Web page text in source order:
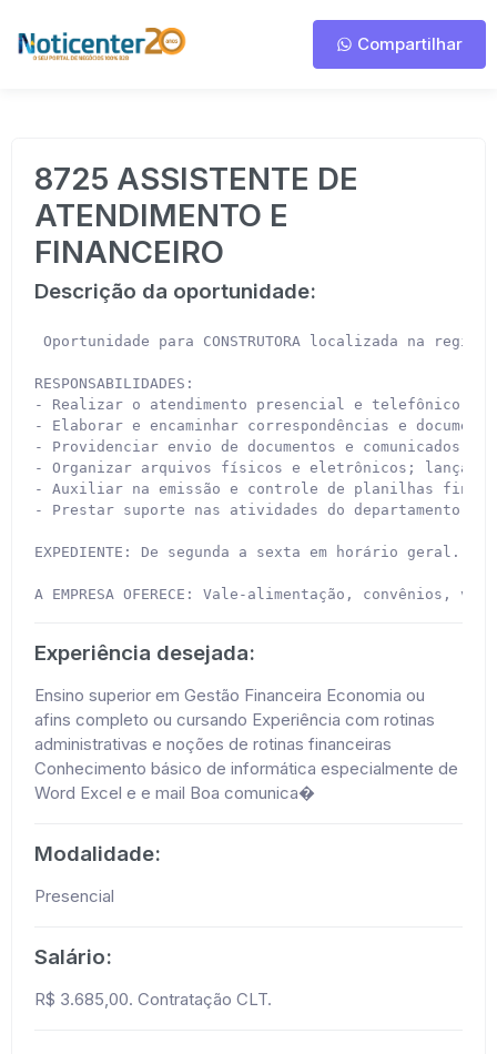
Compartilhar
8725 ASSISTENTE DE
ATENDIMENTO E
FINANCEIRO
Descrição da oportunidade:
Oportunidade para CONSTRUTORA localizada na
RESPONSABILIDADES:
- Realizar o atendimento presencial e telefônico na
- Elaborar e encaminhar correspondências e
- Providenciar envio de documentos e comunicados
- Organizar arquivos físicos e eletrônicos; lançar
- Auxiliar na emissão e controle de planilhas
- Prestar suporte nas atividades do departamento
EXPEDIENTE: De segunda a sexta em horário geral.
A EMPRESA OFERECE: Vale-alimentação, convênios,
Experiência desejada:
Ensino superior em Gestão Financeira Economia ou
afins completo ou cursando Experiência com rotinas
administrativas e noções de rotinas financeiras
Conhecimento básico de informática especialmente de
Word Excel e e mail Boa comunica�
Modalidade:
Presencial
Salário:
R$ 3.685,00. Contratação CLT.